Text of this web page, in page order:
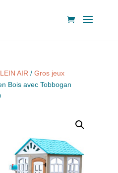
AIR / Gros jeux
Bois avec Tobbogan